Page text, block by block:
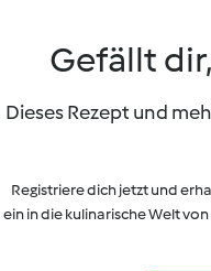
Gefällt
Dieses Rezept und
Registriere dich jetzt und
ein in die kulinarische Welt